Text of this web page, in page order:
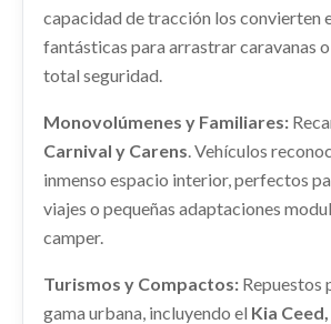
LLANTA 52910A4250
LLANTA 52910A4250 usado.
Ref: 2321751 OEM: 52910A4250
70,63 €
61,83 €
MANGUETA DELANTERA
51715A4000
MANGUETA DELANTERA
Ref: 2274347 OEM: 51715A4000
Consultar
Ref: 2274342 OEM: 31150A4050
AMORTIGUADOR DELANTERO
54660A4800
KIA CARENS IV 1.6 GDI
2274331 OEM: 54660A4800
capacidad de tracción los convierten
fantásticas para arrastrar caravanas
total seguridad.
Monovolúmenes y Familiares:
Carnival y Carens . Vehículos
inmenso espacio interior, perfectos
viajes o pequeñas adaptaciones
camper.
Turismos y Compactos: Repuestos
gama urbana, incluyendo el Kia